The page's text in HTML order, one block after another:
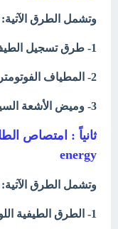
وتشمل الطرق الآتية:
1- طرق تسجيل الطيف الإنبعاثي Emission spectrography
2- المطياف الفوتومتري باللهب flame photometry
3- وميض الأشعة السينية X-ray fluorecene
energy
وتشمل الطرق الآتية:
1- الطرق الطيفية اللونية Colorimetric methods